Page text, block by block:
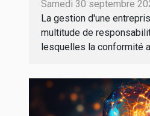
pratiques
Samedi 30 septembre
La gestion d'une
multitude de
lesquelles la conformité